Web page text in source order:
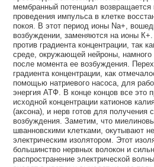
мембранный потенциал
проведения импульса в клетке
покоя. В этот период ионы Na+,
возбуждении, заменяются на ионы
против градиента концентрации, так
среде, окружающей нейроны,
после момента ее возбуждения.
градиента концентрации, как
помощью натриевого насоса, для
энергия АТФ. В конце концов все это
исходной концентрации катионов
(аксона), и нерв готов для
возбуждения. Заметим, что
шванновскими клетками, окутывают
электрическим изолятором. Этот
большинство нервных волокон и
распространение электрической